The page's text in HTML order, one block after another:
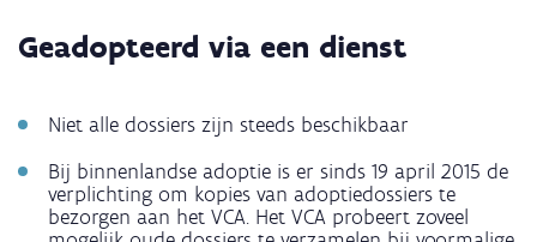
Geadopteerd via een dienst
Niet alle dossiers zijn steeds beschikbaar
Bij binnenlandse adoptie is er sinds 19 april 2015 de
verplichting om kopies van adoptiedossiers te
bezorgen aan het VCA. Het VCA probeert zoveel